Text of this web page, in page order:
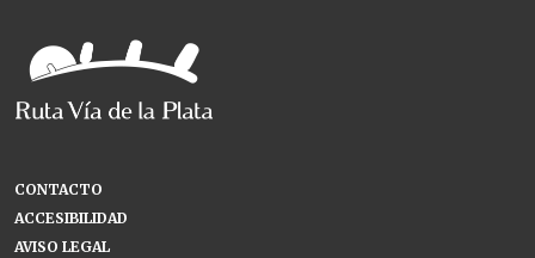
CONTACTO
ACCESIBILIDAD
AVISO LEGAL